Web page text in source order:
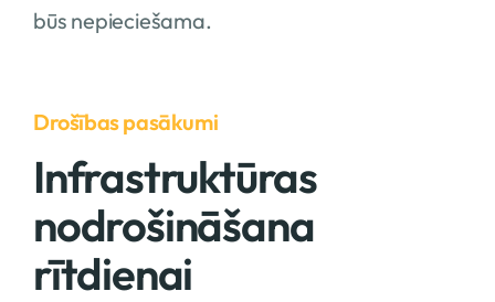
būs nepieciešama.
Drošības pasākumi
Infrastruktūras
nodrošināšana
rītdienai